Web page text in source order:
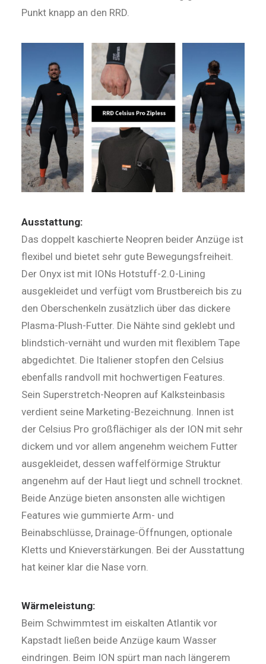
Punkt knapp an den RRD.
Ausstattung:
Das doppelt kaschierte Neopren beider An­züge ist
flexibel und bietet sehr gute Be­we­gungs­freiheit.
Der Onyx ist mit IONs Hotstuff-2.0-Lining
ausgekleidet und verfügt vom Brustbereich bis zu
den Oberschen­keln zusätzlich über das dickere
Plasma-Plush-Futter. Die Nähte sind geklebt und
blindstich-vernäht und wurden mit flexiblem Tape
abgedichtet. Die Italiener stopfen den Celsius
ebenfalls randvoll mit hochwertigen Features.
Sein Superstretch-Neopren auf Kalksteinbasis
verdient seine Marketing-Bezeichnung. Innen ist
der Celsius Pro großflächiger als der ION mit sehr
dickem und vor allem angenehm weichem Futter
ausgekleidet, dessen waffelförmige Struktur
angenehm auf der Haut liegt und schnell trocknet.
Beide Anzüge bieten ansonsten alle wichtigen
Features wie gummierte Arm- und
Beinabschlüsse, Drainage-Öffnungen, optionale
Kletts und Knieverstärkungen. Bei der Ausstattung
hat keiner klar die Nase vorn.
Wärmeleistung:
Beim Schwimmtest im eiskalten Atlantik vor
Kapstadt ließen beide Anzüge kaum Wasser
eindringen. Beim ION spürt man nach längerem